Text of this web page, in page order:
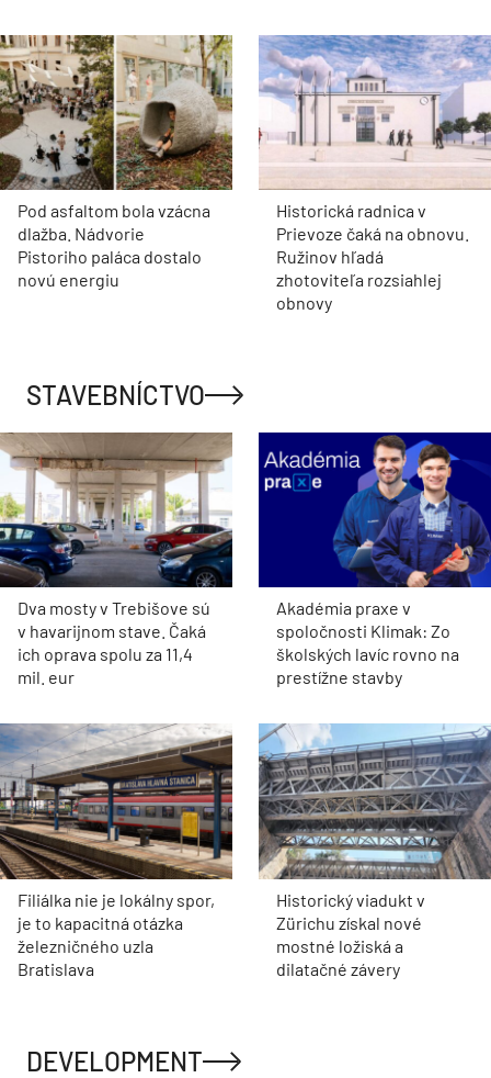
Pod asfaltom bola vzácna
dlažba. Nádvorie
Pistoriho paláca dostalo
novú energiu
Historická radnica v
Prievoze čaká na obnovu.
Ružinov hľadá
zhotoviteľa rozsiahlej
obnovy
STAVEBNÍCTVO
Dva mosty v Trebišove sú
v havarijnom stave. Čaká
ich oprava spolu za 11,4
mil. eur
Akadémia praxe v
spoločnosti Klimak: Zo
školských lavíc rovno na
prestížne stavby
Filiálka nie je lokálny spor,
je to kapacitná otázka
železničného uzla
Bratislava
Historický viadukt v
Zürichu získal nové
mostné ložiská a
dilatačné závery
DEVELOPMENT